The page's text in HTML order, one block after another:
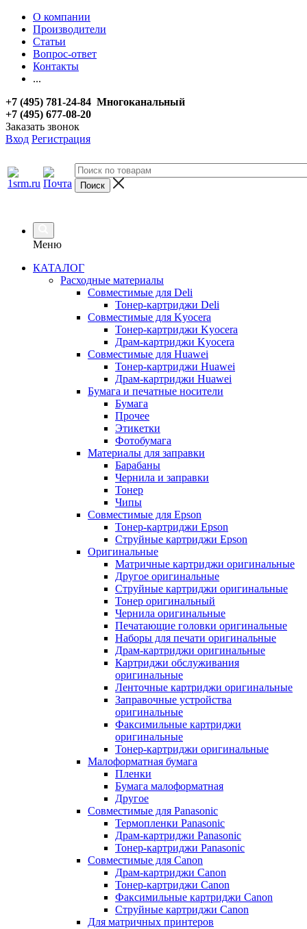
О компании
Производители
Статьи
Вопрос-ответ
Контакты
...
+7 (495) 781-24-84 Многоканальный
+7 (495) 677-08-20
Заказать звонок
Вход Регистрация
Меню
КАТАЛОГ
Расходные материалы
Совместимые для Deli
Тонер-картриджи Deli
Совместимые для Kyocera
Тонер-картриджи Kyocera
Драм-картриджи Kyocera
Совместимые для Huawei
Тонер-картриджи Huawei
Драм-картриджи Huawei
Бумага и печатные носители
Бумага
Прочее
Этикетки
Фотобумага
Материалы для заправки
Барабаны
Чернила и заправки
Тонер
Чипы
Совместимые для Epson
Тонер-картриджи Epson
Струйные картриджи Epson
Оригинальные
Матричные картриджи оригинальные
Другое оригинальные
Струйные картриджи оригинальные
Тонер оригинальный
Чернила оригинальные
Печатающие головки оригинальные
Наборы для печати оригинальные
Драм-картриджи оригинальные
Картриджи обслуживания
оригинальные
Ленточные картриджи оригинальные
Заправочные устройства
оригинальные
Факсимильные картриджи
оригинальные
Тонер-картриджи оригинальные
Малоформатная бумага
Пленки
Бумага малоформатная
Другое
Совместимые для Panasonic
Термопленки Panasonic
Драм-картриджи Panasonic
Тонер-картриджи Panasonic
Совместимые для Canon
Драм-картриджи Canon
Тонер-картриджи Canon
Факсимильные картриджи Canon
Струйные картриджи Canon
Для матричных принтеров